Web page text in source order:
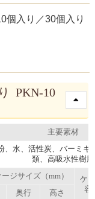
個入り／30個入り
PKN-10
主要素材
、水、活性炭、バーミキ
類、高吸水性樹脂
ジサイズ（mm）
ケ
容
奥行 高さ